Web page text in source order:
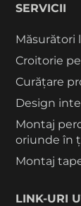
SERVICII
Măsurători
Croitorie
Curățare
Design
Montaj
oriunde în
Montaj
LINK-URI